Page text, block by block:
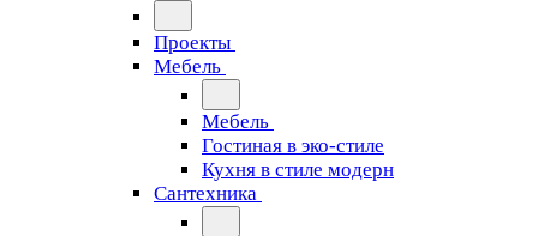
Проекты
Мебель
Мебель
Гостиная в эко-стиле
Кухня в стиле модерн
Сантехника